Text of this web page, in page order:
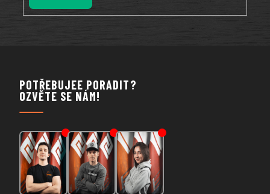
POTŘEBUJEE PORADIT?
OZVĚTE SE NÁM!